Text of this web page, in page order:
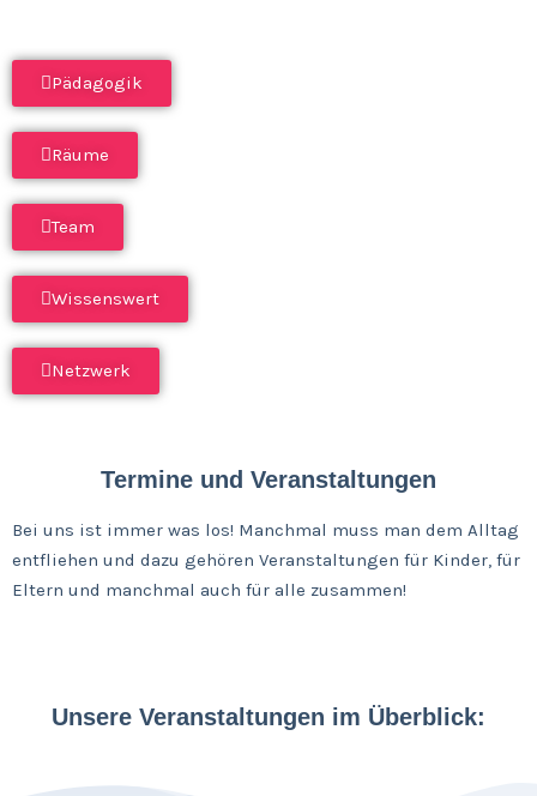
Pädagogik
Räume
Team
Wissenswert
Netzwerk
Termine und Veranstaltungen
Bei uns ist immer was los! Manchmal muss man dem Alltag
entfliehen und dazu gehören Veranstaltungen für Kinder, für
Eltern und manchmal auch für alle zusammen!
Unsere Veranstaltungen im Überblick: